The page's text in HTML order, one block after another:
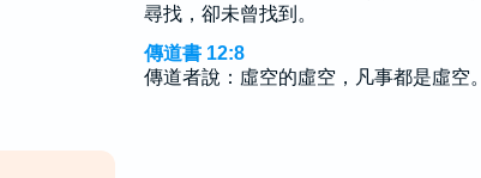
尋找，卻未曾找到。
傳道書 12:8
傳道者說：虛空的虛空，凡事都是虛空。